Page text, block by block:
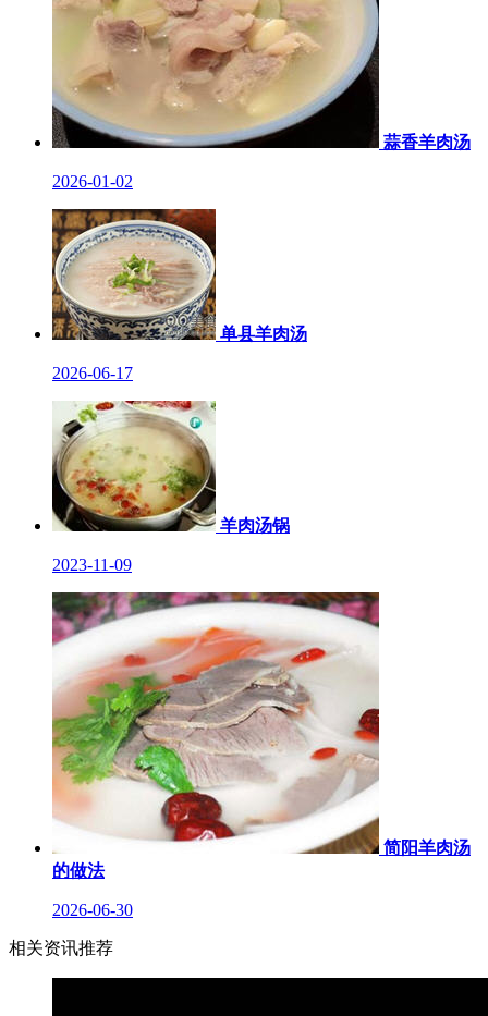
蒜香羊肉汤
2026-01-02
单县羊肉汤
2026-06-17
羊肉汤锅
2023-11-09
简阳羊肉汤
的做法
2026-06-30
相关资讯推荐